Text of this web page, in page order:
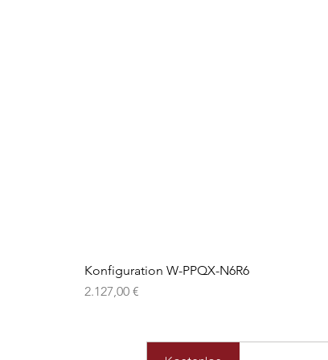
Konfiguration W-PPQX-N6R6
Preis
2.127,00 €